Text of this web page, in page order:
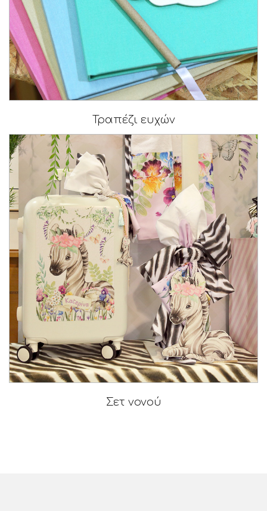
Τραπέζι ευχών
Σετ νονού